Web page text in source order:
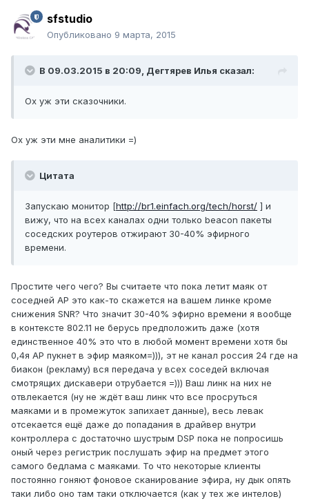
sfstudio
Опубликовано 9 марта, 2015
В 09.03.2015 в 20:09, Дегтярев Илья сказал:
Ох уж эти сказочники.
Ох уж эти мне аналитики =)
Цитата
Запускаю монитор [http://br1.einfach.org/tech/horst/ ] и
вижу, что на всех каналах одни только beacon пакеты
соседских роутеров отжирают 30-40% эфирного
времени.
Простите чего чего? Вы считаете что пока летит маяк от
соседней AP это как-то скажется на вашем линке кроме
снижения SNR? Что значит 30-40% эфирно времени я вообще
в контексте 802.11 не берусь предположить даже (хотя
единственное 40% это что в любой момент времени хотя бы
0,4я AP пукнет в эфир маяком=))), эт не канал россия 24 где на
биакон (рекламу) вся передача у всех соседей включая
смотрящих дискавери отрубается =))) Ваш линк на них не
отвлекается (ну не ждёт ваш линк что все просруться
маяками и в промежуток запихает данные), весь левак
отсекается ещё даже до попадания в драйвер внутри
контроллера с достаточно шустрым DSP пока не попросишь
оный через регистрик послушать эфир на предмет этого
самого бедлама с маяками. То что некоторые клиенты
постоянно гоняют фоновое сканирование эфира, ну дык опять
таки либо оно там таки отключается (как у тех же интелов)